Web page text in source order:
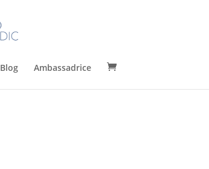
Blog Ambassadrice